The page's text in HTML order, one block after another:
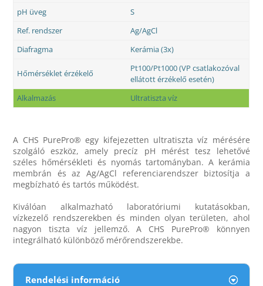
pH üveg
S
Ref. rendszer
Ag/AgCl
Diafragma
Kerámia (3x)
Hőmérséklet érzékelő
Pt100/Pt1000 (VP csatlakozóval
ellátott érzékelő esetén)
Alkalmazás
Ultratiszta víz
A CHS PurePro® egy kifejezetten ultratiszta víz mérésére
szolgáló eszköz, amely precíz pH mérést tesz lehetővé
széles hőmérsékleti és nyomás tartományban. A kerámia
membrán és az Ag/AgCl referenciarendszer biztosítja a
megbízható és tartós működést.
Kiválóan alkalmazható laboratóriumi kutatásokban,
vízkezelő rendszerekben és minden olyan területen, ahol
nagyon tiszta víz jellemző. A CHS PurePro® könnyen
integrálható különböző mérőrendszerekbe.
Rendelési információ